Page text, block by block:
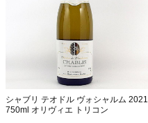
シャブリ テオドル ヴォシャルム 2021
750ml オリヴィエ トリコン